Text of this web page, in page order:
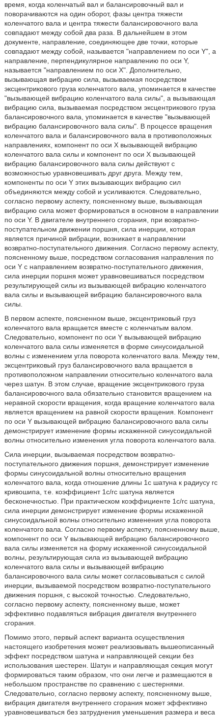
время, когда коленчатый вал и балансировочный вал и
поворачиваются на один оборот, фазы центра тяжести
коленчатого вала и центра тяжести балансировочного вала
совпадают между собой два раза. В дальнейшем в этом
документе, направление, соединяющее две точки, которые
совпадают между собой, называется "направлением по оси Y", а
направление, перпендикулярное направлению по оси Y,
называется "направлением по оси Х". Дополнительно,
вызывающая вибрацию сила, вызываемая посредством
эксцентрикового груза коленчатого вала, упоминается в качестве
"вызывающей вибрацию коленчатого вала силы", а вызывающая
вибрацию сила, вызываемая посредством эксцентрикового груза
балансировочного вала, упоминается в качестве "вызывающей
вибрацию балансировочного вала силы". В процессе вращения
коленчатого вала и балансировочного вала в противоположных
направлениях, компонент по оси X вызывающей вибрацию
коленчатого вала силы и компонент по оси X вызывающей
вибрацию балансировочного вала силы действуют с
возможностью уравновешивать друг друга. Между тем,
компоненты по оси Y этих вызывающих вибрацию сил
объединяются между собой и усиливаются. Следовательно,
согласно первому аспекту, поясненному выше, вызывающая
вибрацию сила может формироваться в основном в направлении
по оси Y. В двигателе внутреннего сгорания, при возвратно-
поступательном движении поршня, сила инерции, которая
является причиной вибрации, возникает в направлении
возвратно-поступательного движения. Согласно первому аспекту,
поясненному выше, посредством согласования направления по
оси Y с направлением возвратно-поступательного движения,
сила инерции поршня может уравновешиваться посредством
результирующей силы из вызывающей вибрацию коленчатого
вала силы и вызывающей вибрацию балансировочного вала
силы.
В первом аспекте, поясненном выше, эксцентриковый груз
коленчатого вала вращается вместе с коленчатым валом.
Следовательно, компонент по оси Y вызывающей вибрацию
коленчатого вала силы изменяется в форме синусоидальной
волны с изменением угла поворота коленчатого вала. Между тем,
эксцентриковый груз балансировочного вала вращается в
противоположном направлении относительно коленчатого вала
через шатун. В этом случае, вращение эксцентрикового груза
балансировочного вала обязательно становится вращением на
неравной скорости вращения, когда вращение коленчатого вала
является вращением на равной скорости вращения. Компонент
по оси Y вызывающей вибрацию балансировочного вала силы
демонстрирует изменение формы искаженной синусоидальной
волны относительно изменения угла поворота коленчатого вала.
Сила инерции, вызываемая посредством возвратно-
поступательного движения поршня, демонстрирует изменение
формы синусоидальной волны относительно вращения
коленчатого вала, когда отношение длины 1c шатуна к радиусу rc
кривошипа, т.е. коэффициент 1c/rc шатуна является
бесконечностью. При практическом коэффициенте 1c/rc шатуна,
сила инерции демонстрирует изменение формы искаженной
синусоидальной волны относительно изменения угла поворота
коленчатого вала. Согласно первому аспекту, поясненному выше,
компонент по оси Y вызывающей вибрацию балансировочного
вала силы изменяется на форму искаженной синусоидальной
волны, результирующая сила из вызывающей вибрацию
коленчатого вала силы и вызывающей вибрацию
балансировочного вала силы может согласовываться с силой
инерции, вызываемой посредством возвратно-поступательного
движения поршня, с высокой точностью. Следовательно,
согласно первому аспекту, поясненному выше, может
эффективно подавляться вибрация двигателя внутреннего
сгорания.
Помимо этого, первый аспект варианта осуществления
настоящего изобретения может реализовывать вышеописанный
эффект посредством шатуна и направляющей секции без
использования шестерен. Шатун и направляющая секция могут
формироваться таким образом, что они легче и размещаются в
небольшом пространстве по сравнению с шестернями.
Следовательно, согласно первому аспекту, поясненному выше,
вибрация двигателя внутреннего сгорания может эффективно
уравновешиваться без затруднения уменьшения размера и веса